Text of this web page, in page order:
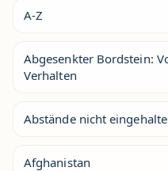
A-Z
Abgesenkter Bordstein:
Verhalten
Abstände nicht
Afghanistan